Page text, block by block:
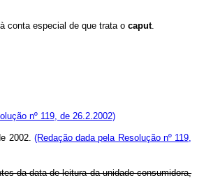
conta especial de que trata o caput.
nº 119, de 26.2.2002)
2002. (Redação dada pela Resolução nº 119,
da data de leitura da unidade consumidora,